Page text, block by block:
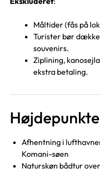
Måltider (fås på
Turister bør
souvenirs.
Ziplining,
ekstra betaling.
Afhentning i
Komani-søen
Naturskøn bådtur